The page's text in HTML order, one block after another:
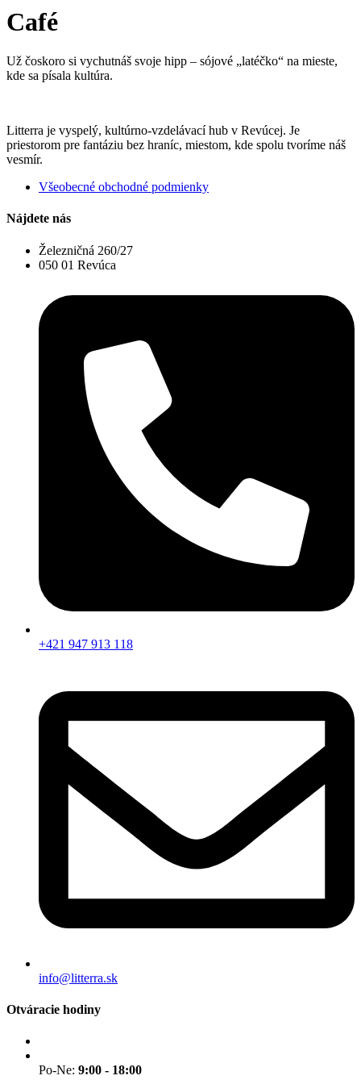
Café
Už čoskoro si vychutnáš svoje hipp – sójové „latéčko“ na mieste,
kde sa písala kultúra.
Litterra je vyspelý, kultúrno-vzdelávací hub v Revúcej. Je
priestorom pre fantáziu bez hraníc, miestom, kde spolu tvoríme náš
vesmír.
Všeobecné obchodné podmienky
Nájdete nás
Železničná 260/27
050 01 Revúca
+421 947 913 118
info@litterra.sk
Otváracie hodiny
Po-Ne: 9:00 - 18:00